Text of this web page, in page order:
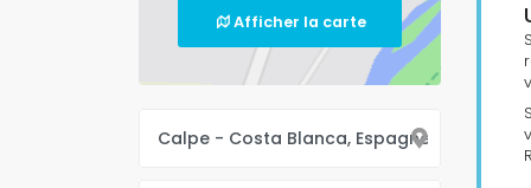
Afficher la carte